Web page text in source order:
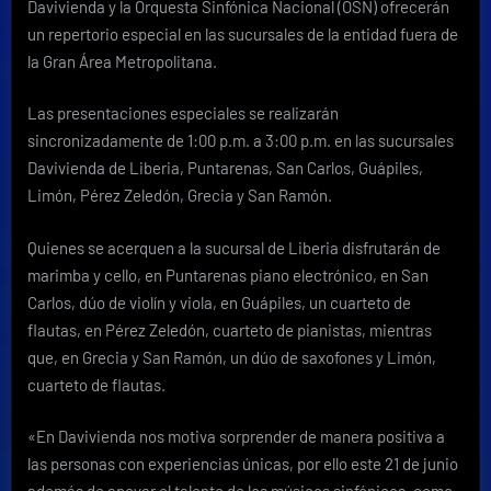
música
de
una
Davivienda y la Orquesta Sinfónica Nacional (OSN) ofrecerán
un repertorio especial en las sucursales de la entidad fuera de
la Gran Área Metropolitana.
Las presentaciones especiales se realizarán
sincronizadamente de 1:00 p.m. a 3:00 p.m. en las sucursales
Davivienda de Liberia, Puntarenas, San Carlos, Guápiles,
Limón, Pérez Zeledón, Grecia y San Ramón.
Quienes se acerquen a la sucursal de Liberia disfrutarán de
marimba y cello, en Puntarenas piano electrónico, en San
Carlos, dúo de violín y viola, en Guápiles, un cuarteto de
flautas, en Pérez Zeledón, cuarteto de pianistas, mientras
que, en Grecia y San Ramón, un dúo de saxofones y Limón,
cuarteto de flautas.
«En Davivienda nos motiva sorprender de manera positiva a
las personas con experiencias únicas, por ello este 21 de junio